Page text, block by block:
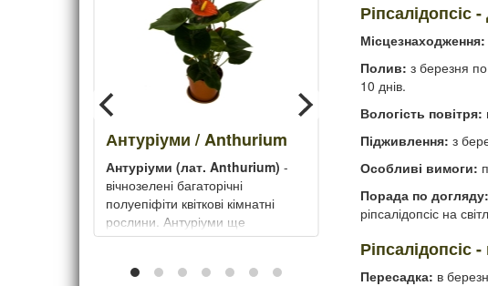
Антуріуми / Anthurium
Антуріуми (лат. Anthurium) -
вічнозелені багаторічні
полуепіфіти квіткові кімнатні
рослини. Антуріуми ще
називають вогненним язиком,
щастя.
Місцезнаходження:
Полив: з березня
10 днів.
Вологість повітря:
Підживлення: з
Особливі вимоги:
Порада по догляду:
ріпсалідопсіс на
Ріпсалідопсіс
Пересадка: в